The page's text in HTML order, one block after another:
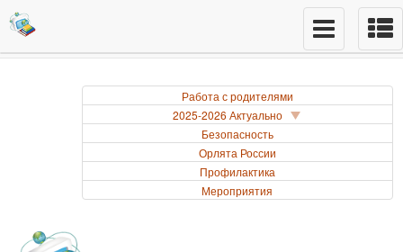
Работа с родителями
2025-2026 Актуально
Безопасность
Орлята России
Профилактика
Мероприятия